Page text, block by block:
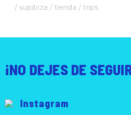
supibiza
tienda trips
¡NO DEJES DE
Instagram